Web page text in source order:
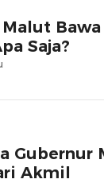
Saja?
Gubernur
Akmil